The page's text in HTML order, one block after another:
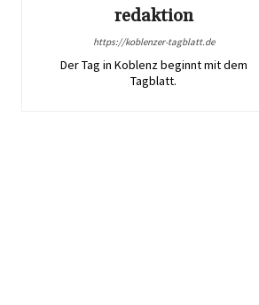
redaktion
https://koblenzer-tagblatt.de
Der Tag in Koblenz beginnt mit dem
Tagblatt.